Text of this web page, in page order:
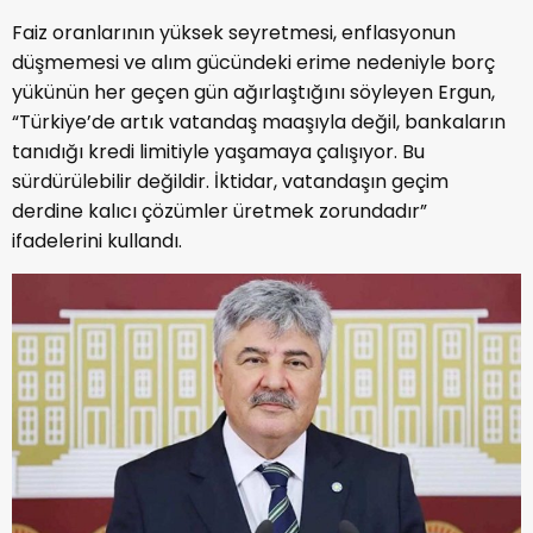
Faiz oranlarının yüksek seyretmesi, enflasyonun
düşmemesi ve alım gücündeki erime nedeniyle borç
yükünün her geçen gün ağırlaştığını söyleyen Ergun,
“Türkiye’de artık vatandaş maaşıyla değil, bankaların
tanıdığı kredi limitiyle yaşamaya çalışıyor. Bu
sürdürülebilir değildir. İktidar, vatandaşın geçim
derdine kalıcı çözümler üretmek zorundadır”
ifadelerini kullandı.